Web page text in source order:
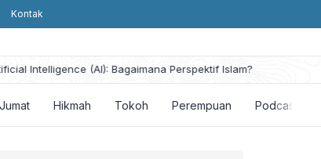
Kontak
Intelligence (AI): Bagaimana Perspektif Islam?
Hikmah Tokoh Perempuan Podcast